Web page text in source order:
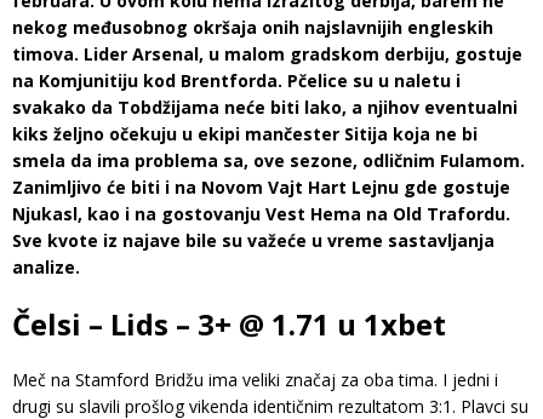
nekog međusobnog okršaja onih najslavnijih engleskih
timova. Lider Arsenal, u malom gradskom derbiju, gostuje
na Komjunitiju kod Brentforda. Pčelice su u naletu i
svakako da Tobdžijama neće biti lako, a njihov eventualni
kiks željno očekuju u ekipi mančester Sitija koja ne bi
smela da ima problema sa, ove sezone, odličnim Fulamom.
Zanimljivo će biti i na Novom Vajt Hart Lejnu gde gostuje
Njukasl, kao i na gostovanju Vest Hema na Old Trafordu.
Sve kvote iz najave bile su važeće u vreme sastavljanja
analize.
Čelsi – Lids – 3+ @ 1.71 u 1xbet
Meč na Stamford Bridžu ima veliki značaj za oba tima. I jedni i
drugi su slavili prošlog vikenda identičnim rezultatom 3:1. Plavci su